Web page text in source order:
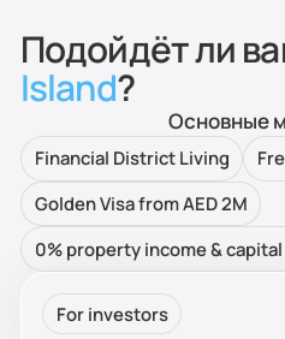
Подойдёт ли
Island?
Основные
Financial District Living
Golden Visa from AED 2M
0% property income &
For investors